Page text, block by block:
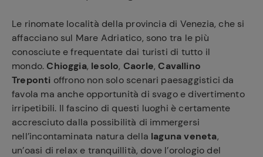
Le rinomate località della provincia di Venezia, che si
affacciano sul Mare Adriatico, sono tra le più
conosciute e frequentate dai turisti di tutto il
mondo.Chioggia, Iesolo, Caorle,Cavallino
Treponti offrono non solo scenari paesaggistici da
favola ma anche opportunità di svago e divertimento
irripetibili. Il fascino di questi luoghi è certamente
accresciuto dalla possibilità di immergersi
nell’incontaminata natura della laguna veneta,
un’oasi di relax e tranquillità, dove l’orologio del